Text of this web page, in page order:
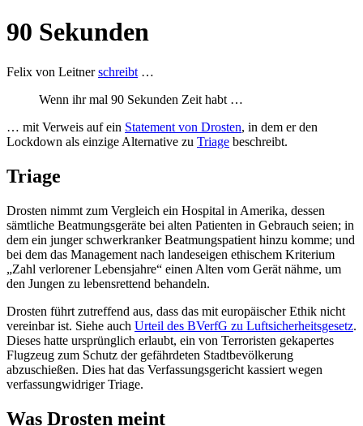
90 Sekunden
Felix von Leitnerschreibt …
Wenn ihr mal 90 Sekunden Zeit habt …
… mit Verweis auf ein Statement von Drosten, in dem er den
Lockdown als einzige Alternative zu Triage beschreibt.
Triage
Drosten nimmt zum Vergleich ein Hospital in Amerika, dessen
sämtliche Beatmungsgeräte bei alten Patienten in Gebrauch seien; in
dem ein junger schwerkranker Beatmungspatient hinzu komme; und
bei dem das Management nach landeseigen ethischem Kriterium
„Zahl verlorener Lebensjahre“ einen Alten vom Gerät nähme, um
den Jungen zu lebensrettend behandeln.
Drosten führt zutreffend aus, dass das mit europäischer Ethik nicht
vereinbar ist. Siehe auch Urteil des BVerfG zu Luftsicherheitsgesetz.
Dieses hatte ursprünglich erlaubt, ein von Terroristen gekapertes
Flugzeug zum Schutz der gefährdeten Stadtbevölkerung
abzuschießen. Dies hat das Verfassungsgericht kassiert wegen
verfassungwidriger Triage.
Was Drosten meint